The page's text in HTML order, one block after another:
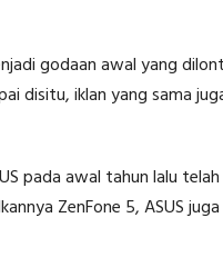
godaan awal yang
disitu, iklan yang sama
pada awal tahun lalu
ZenFone 5, ASUS